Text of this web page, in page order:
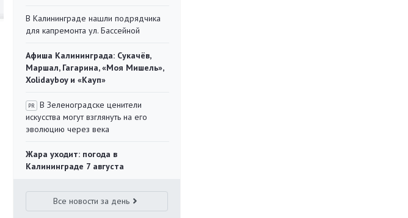
В Калининграде нашли подрядчика
для капремонта ул. Бассейной
Афиша Калининграда: Сукачёв,
Маршал, Гагарина, «Моя Мишель»,
Xolidayboy и «Кауп»
PR
В Зеленоградске ценители
искусства могут взглянуть на его
эволюцию через века
Жара уходит: погода в
Калининграде 7 августа
Все новости за день